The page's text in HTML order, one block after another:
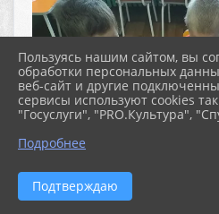
Пользуясь нашим сайтом, вы
обработки персональных
веб-сайт и другие
сервисы используют cookies
"Госуслуги", "PRO.Культура",
Подробнее
Подтверждаю